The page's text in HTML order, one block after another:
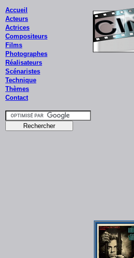
Accueil
Acteurs
Actrices
Compositeurs
Films
Photographes
Réalisateurs
Scénaristes
Technique
Thèmes
Contact